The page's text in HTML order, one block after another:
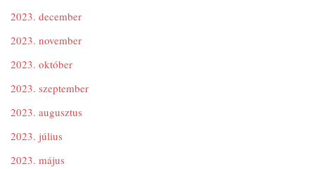
2023. december
2023. november
2023. október
2023. szeptember
2023. augusztus
2023. július
2023. május